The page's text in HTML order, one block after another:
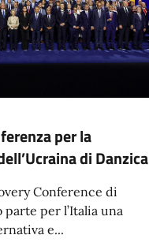
per la
di Danzica
Conference di
parte per l’Italia una
e...